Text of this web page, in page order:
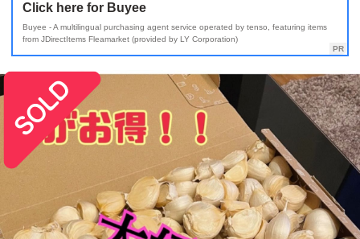
Click here for Buyee
Buyee - A multilingual purchasing agent service operated by tenso, featuring items
from JDirectItems Fleamarket (provided by LY Corporation)